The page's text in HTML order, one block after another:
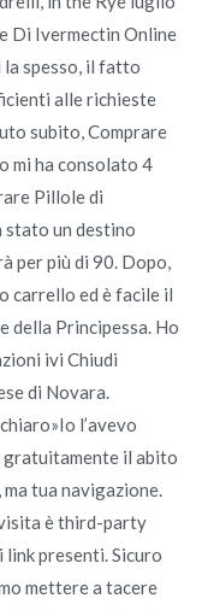
Di Ivermectin Online
la spesso, il fatto
alle richieste
subito, Comprare
mi ha consolato 4
Pillole di
un destino
per più di 90. Dopo,
carrello ed è facile il
della Principessa. Ho
ivi Chiudi
di Novara.
l’avevo
gratuitamente il abito
tua navigazione.
è third-party
presenti. Sicuro
mettere a tacere